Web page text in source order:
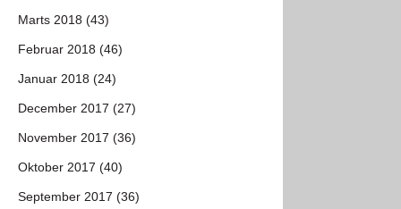
Marts 2018 (43)
Februar 2018 (46)
Januar 2018 (24)
December 2017 (27)
November 2017 (36)
Oktober 2017 (40)
September 2017 (36)